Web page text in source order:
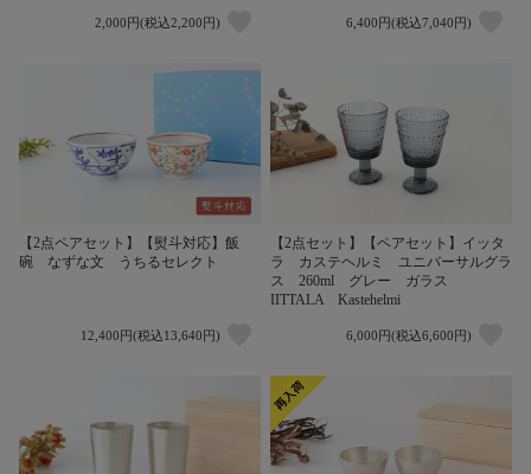
2,000円(税込2,200円) 6,400円(税込7,040円)
【2点ペアセット】【熨斗対応】飯
碗 なずな文 うちるセレクト
12,400円(税込13,640円)
【2点セット】【ペアセット】イッタ
ラ カステヘルミ ユニバーサルグラ
ス 260ml グレー ガラス
IITTALA Kastehelmi
6,000円(税込6,600円)